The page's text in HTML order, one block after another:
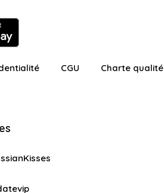
CGU Charte qualité